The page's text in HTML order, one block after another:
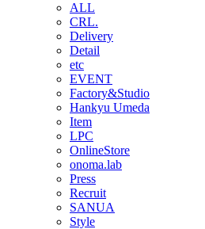
ALL
CRL.
Delivery
Detail
etc
EVENT
Factory&Studio
Hankyu Umeda
Item
LPC
OnlineStore
onoma.lab
Press
Recruit
SANUA
Style